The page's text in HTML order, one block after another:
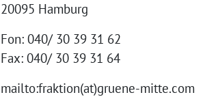
20095 Hamburg
Fon: 040/ 30 39 31 62
Fax: 040/ 30 39 31 64
mailto:fraktion(at)gruene-mitte.com